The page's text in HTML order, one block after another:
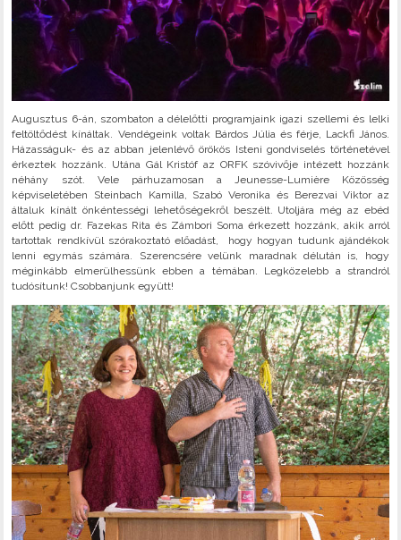
Augusztus 6-án, szombaton a délelőtti programjaink igazi szellemi és lelki
feltöltődést kínáltak. Vendégeink voltak Bárdos Júlia és férje, Lackfi János.
Házasságuk- és az abban jelenlévő örökös Isteni gondviselés történetével
érkeztek hozzánk. Utána Gál Kristóf az ORFK szóvivője intézett hozzánk
néhány szót. Vele párhuzamosan a Jeunesse-Lumière Közösség
képviseletében Steinbach Kamilla, Szabó Veronika és Berezvai Viktor az
általuk kínált önkéntességi lehetőségekről beszélt. Utoljára még az ebéd
előtt pedig dr. Fazekas Rita és Zámbori Soma érkezett hozzánk, akik arról
tartottak rendkívül szórakoztató előadást, hogy hogyan tudunk ajándékok
lenni egymás számára. Szerencsére velünk maradnak délután is, hogy
méginkább elmerülhessünk ebben a témában. Legközelebb a strandról
tudósítunk! Csobbanjunk együtt!